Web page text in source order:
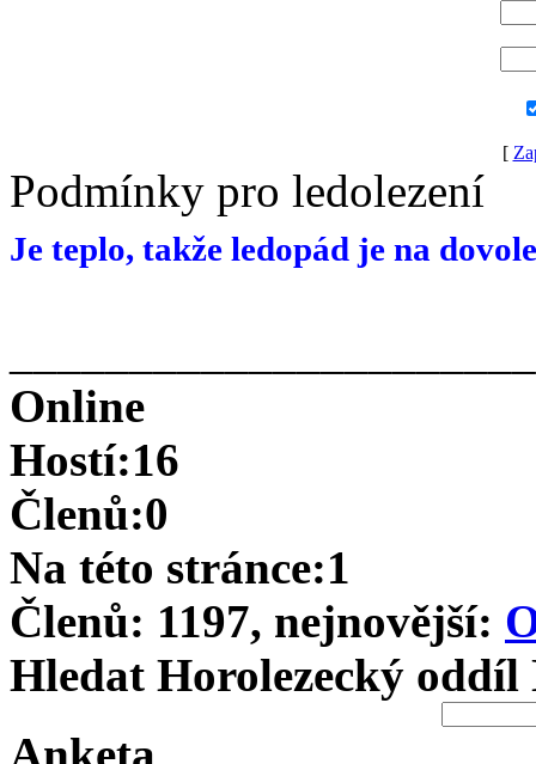
[
Podmínky pro ledolezení
Je teplo, takže ledopád je na
Online
Hostí:16
Členů:0
Na této stránce:1
Členů: 1197, nejnovější:
Hledat Horolezecký